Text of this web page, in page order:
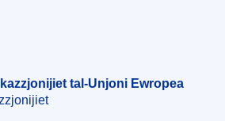
tal-Unjoni Ewropea